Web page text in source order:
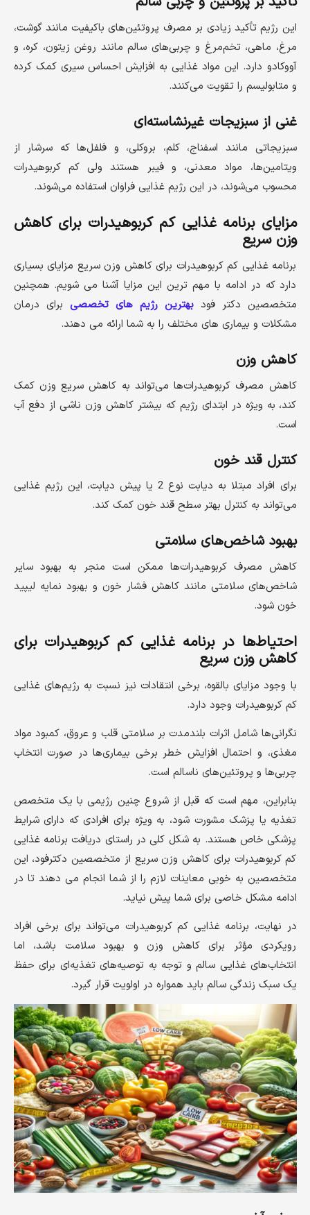
این رژیم تأکید زیادی بر مصرف پروتئین‌های باکیفیت مانند گوشت،
مرغ، ماهی، تخم‌مرغ و چربی‌های سالم مانند روغن زیتون، کره، و
آووکادو دارد. این مواد غذایی به افزایش احساس سیری کمک کرده
و متابولیسم را تقویت می‌کنند.
غنی از سبزیجات غیرنشاسته‌ای
سبزیجاتی مانند اسفناج، کلم، بروکلی، و فلفل‌ها که سرشار از
ویتامین‌ها، مواد معدنی، و فیبر هستند ولی کم کربوهیدرات
محسوب می‌شوند، در این رژیم غذایی فراوان استفاده می‌شوند.
مزایای برنامه غذایی کم کربوهیدرات برای کاهش
وزن سریع
برنامه غذایی کم کربوهیدرات برای کاهش وزن سریع مزایای بسیاری
دارد که در ادامه با مهم ترین این مزایا آشنا می شویم. همچنین
متخصصین دکتر فودبهترین رژیم های تخصصی برای درمان
مشکلات و بیماری های مختلف را به شما ارائه می دهند.
کاهش وزن
کاهش مصرف کربوهیدرات‌ها می‌تواند به کاهش سریع وزن کمک
کند، به ویژه در ابتدای رژیم که بیشتر کاهش وزن ناشی از دفع آب
است.
کنترل قند خون
برای افراد مبتلا به دیابت نوع 2 یا پیش دیابت، این رژیم غذایی
می‌تواند به کنترل بهتر سطح قند خون کمک کند.
بهبود شاخص‌های سلامتی
کاهش مصرف کربوهیدرات‌ها ممکن است منجر به بهبود سایر
شاخص‌های سلامتی مانند کاهش فشار خون و بهبود نمایه لیپید
خون شود.
احتیاط‌ها در برنامه غذایی کم کربوهیدرات برای
کاهش وزن سریع
با وجود مزایای بالقوه، برخی انتقادات نیز نسبت به رژیم‌های غذایی
کم کربوهیدرات وجود دارد.
نگرانی‌ها شامل اثرات بلندمدت بر سلامتی قلب و عروق، کمبود مواد
مغذی، و احتمال افزایش خطر برخی بیماری‌ها در صورت انتخاب
چربی‌ها و پروتئین‌های ناسالم است.
بنابراین، مهم است که قبل از شروع چنین رژیمی با یک متخصص
تغذیه یا پزشک مشورت شود، به ویژه برای افرادی که دارای شرایط
پزشکی خاص هستند. به شکل کلی در راستای دریافت برنامه غذایی
کم کربوهیدرات برای کاهش وزن سریع از متخصصین دکترفود، این
متخصصین به خوبی معاینات لازم را از شما انجام می دهند تا در
ادامه مشکل خاصی برای شما پیش نیاید.
در نهایت، برنامه غذایی کم کربوهیدرات می‌تواند برای برخی افراد
رویکردی مؤثر برای کاهش وزن و بهبود سلامت باشد، اما
انتخاب‌های غذایی سالم و توجه به توصیه‌های تغذیه‌ای برای حفظ
یک سبک زندگی سالم باید همواره در اولویت قرار گیرد.